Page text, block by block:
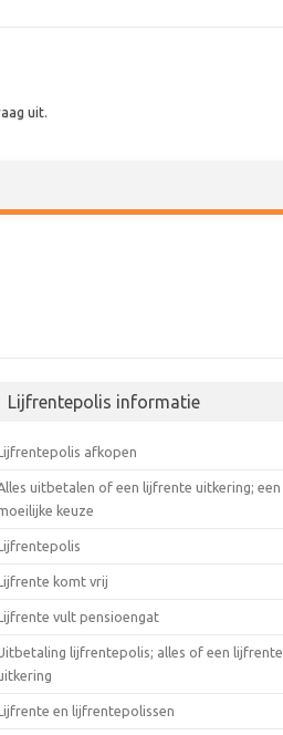
uit.
Lijfrentepolis informatie
afkopen
uitbetalen of een lijfrente uitkering; een
keuze
komt vrij
vult pensioengat
lijfrentepolis; alles of een lijfrente
en lijfrentepolissen